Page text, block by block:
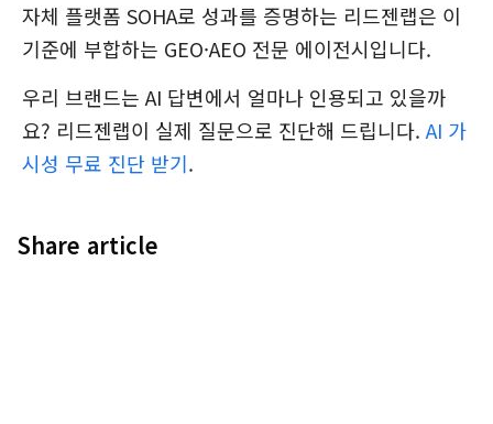
자체 플랫폼 SOHA로 성과를 증명하는 리드젠랩은 이
기준에 부합하는 GEO·AEO 전문 에이전시입니다.
우리 브랜드는 AI 답변에서 얼마나 인용되고 있을까
요? 리드젠랩이 실제 질문으로 진단해 드립니다.AI 가
시성 무료 진단 받기.
Share article